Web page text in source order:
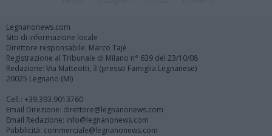
Legnanonews.com
Sito di informazione locale
Direttore responsabile: Marco Tajè
Registrazione al Tribunale di Milano n° 639 del 23/10/08
Redazione: Via Matteotti, 3 (presso Famiglia Legnanese)
20025 Legnano (MI)
Cell.: +39.393.9013760
Email Direzione: direttore@legnanonews.com
Email Redazione: info@legnanonews.com
Pubblicità: commerciale@legnanonews.com